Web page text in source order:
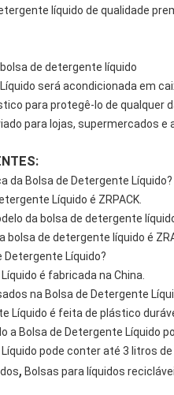
líquido de qualidade
de detergente líquido
será acondicionada em
para protegê-lo de qualquer
para lojas, supermercados
da Bolsa de Detergente Líquido?
Líquido é ZRPACK.
da bolsa de detergente
bolsa de detergente líquido é
Detergente Líquido?
é fabricada na China.
​​na Bolsa de Detergente
Líquido é feita de plástico
a Bolsa de Detergente Líquido
pode conter até 3 litros de
, Bolsas para líquidos